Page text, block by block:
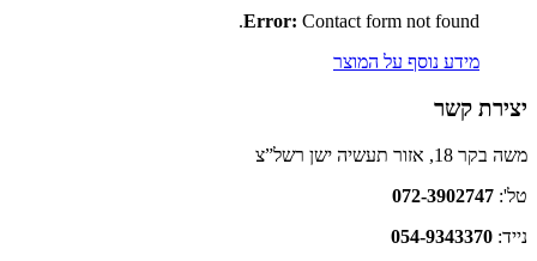
Error: Contact form not found.
מידע נוסף על המוצר
יצירת קשר
משה בקר 18, אזור תעשיה ישן רשל”צ
טל': 072-3902747
נייד: 054-9343370